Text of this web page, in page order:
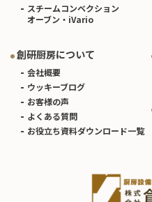
スチームコンベクション
オーブン・iVario
創研厨房について
会社概要
ウッキーブログ
お客様の声
よくある質問
お役立ち資料ダウンロード一覧